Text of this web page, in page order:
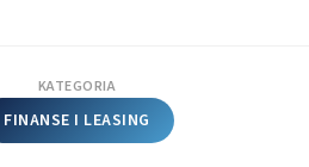
KATEGORIA
FINANSE I LEASING